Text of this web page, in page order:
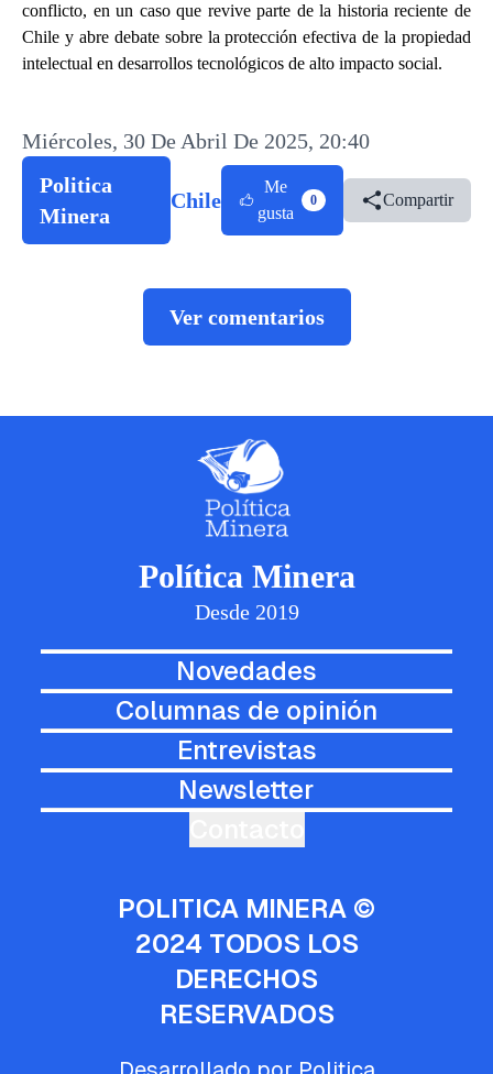
conflicto, en un caso que revive parte de la historia reciente de
Chile y abre debate sobre la protección efectiva de la propiedad
intelectual en desarrollos tecnológicos de alto impacto social.
Miércoles, 30 De Abril De 2025, 20:40
Politica
Minera
Chile
Me
gusta
0 Compartir
Ver comentarios
Política Minera
Desde 2019
Novedades
Columnas de opinión
Entrevistas
Newsletter
POLITICA MINERA ©
2024 TODOS LOS
DERECHOS
RESERVADOS